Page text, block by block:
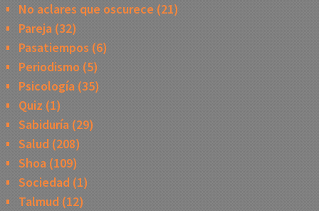
No aclares que oscurece (21)
Pareja(32)
Pasatiempos (6)
Periodismo (5)
Psicología(35)
Quiz (1)
Sabiduría(29)
Salud (208)
Shoa(109)
Sociedad(1)
Talmud (12)